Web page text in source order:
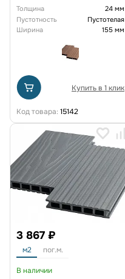
Толщина
24 мм
Пустотность
Пустотелая
Ширина
155 мм
Купить в 1 клик
Код товара: 15142
3 867 ₽
м2 пог.м.
В наличии